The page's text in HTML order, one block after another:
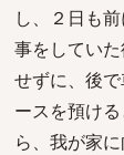
し、２日も
事をしてい
せずに、後
ースを預け
ら、我が家